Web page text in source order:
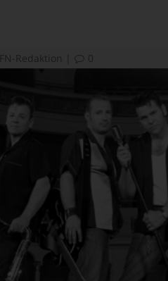
FN-Redaktion
0